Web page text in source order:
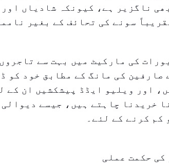
ناگزیر ہے، کیونکہ شادیاں
سونے کی تحائف کے بغیر
کی مارکیٹ میں بہت سے
صارفین کی مانگ کے مطابق خود کو
اور ویلیو ایڈڈ پیشکشیں ان کے
خریدنا چاہتے ہیں، جیسے
کم کرنے کے لئے۔
کی حکمت عملی